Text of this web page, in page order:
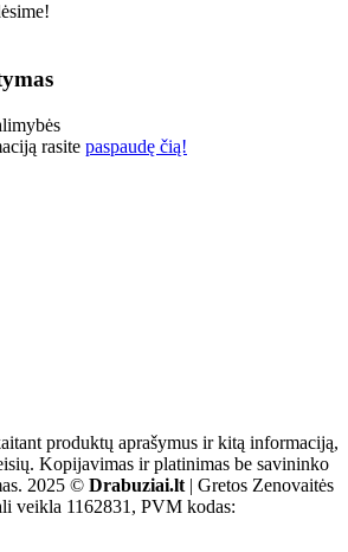
rasite paspaudę čią!
produktų aprašymus ir kitą informaciją,
Kopijavimas ir platinimas be savininko
2025 © Drabuziai.lt | Gretos Zenovaitės
veikla 1162831, PVM kodas: